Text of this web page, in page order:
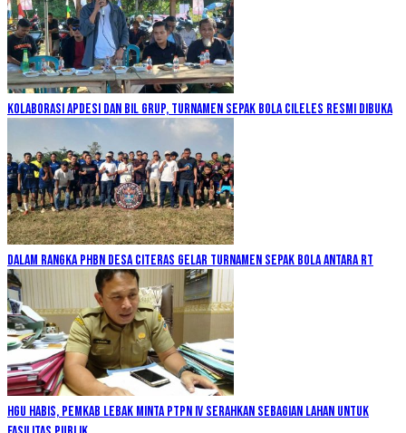
Kolaborasi Apdesi dan BIL Grup, Turnamen Sepak Bola Cileles Resmi Dibuka
Dalam Rangka PHBN Desa Citeras Gelar Turnamen Sepak Bola Antara RT
HGU Habis, Pemkab Lebak Minta PTPN IV Serahkan Sebagian Lahan untuk